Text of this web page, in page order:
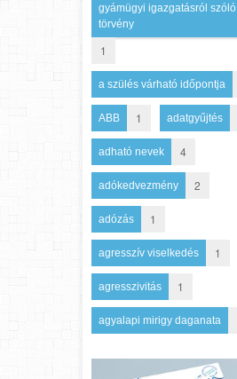
gyámügyi igazgatásról szóló
törvény
1
a szülés várható időpontja
ABB 1 adatgyűjtés
adható nevek 4
adókedvezmény 2
adózás 1
agresszív viselkedés 1
agresszivitás 1
agyalapi mirigy daganata